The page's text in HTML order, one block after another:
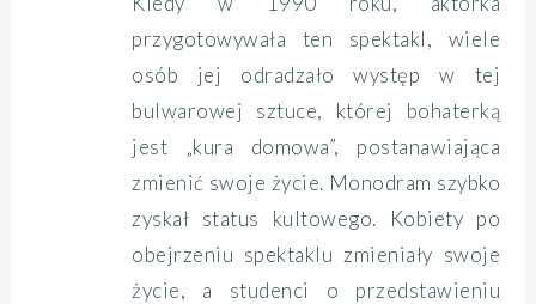
przygotowywała ten spektakl, wiele
osób jej odradzało występ w tej
bulwarowej sztuce, której bohaterką
jest „kura domowa”, postanawiająca
zmienić swoje życie. Monodram szybko
zyskał status kultowego. Kobiety po
obejrzeniu spektaklu zmieniały swoje
życie, a studenci o przedstawieniu